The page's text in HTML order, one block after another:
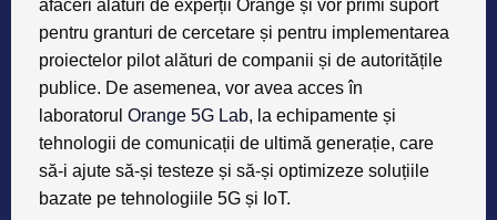
afaceri alături de experții Orange și vor primi suport
pentru granturi de cercetare și pentru implementarea
proiectelor pilot alături de companii și de autoritățile
publice. De asemenea, vor avea acces în
laboratorul Orange 5G Lab, la echipamente și
tehnologii de comunicații de ultimă generație, care
să-i ajute să-și testeze și să-și optimizeze soluțiile
bazate pe tehnologiile 5G și IoT.